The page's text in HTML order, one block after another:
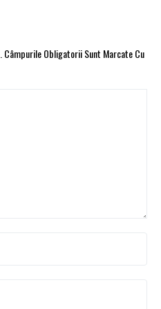
Câmpurile Obligatorii Sunt Marcate Cu